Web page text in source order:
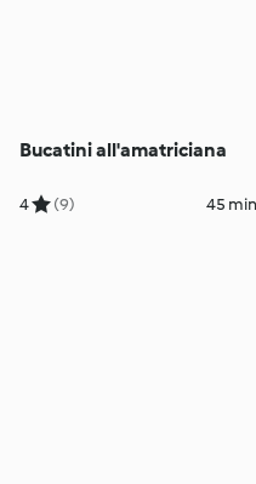
Bucatini all'amatriciana
4 (9) 45 min